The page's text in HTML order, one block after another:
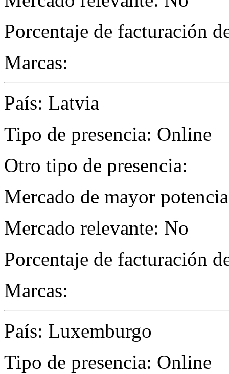
Porcentaje de facturación
Marcas:
País: Latvia
Tipo de presencia: Online
Otro tipo de presencia:
Mercado de mayor
Mercado relevante: No
Porcentaje de facturación
Marcas:
País: Luxemburgo
Tipo de presencia: Online